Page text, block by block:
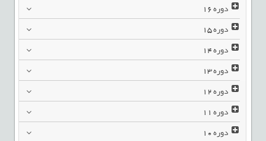
دوره16
دوره15
دوره14
دوره13
دوره12
دوره11
دوره10